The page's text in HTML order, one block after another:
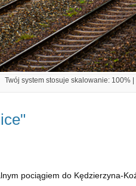
Twój system stosuje skalowanie: 100%
pociągiem do Kędzierzyna-